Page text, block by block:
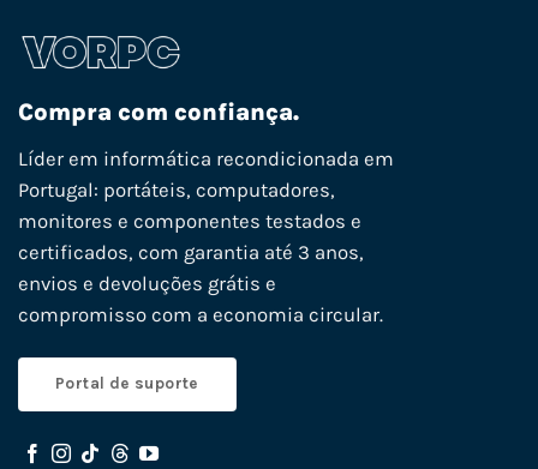
Compra com confiança.
Líder em informática recondicionada em
Portugal: portáteis, computadores,
monitores e componentes testados e
certificados, com garantia até 3 anos,
envios e devoluções grátis e
compromisso com a economia circular.
Portal de suporte